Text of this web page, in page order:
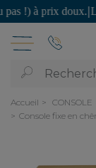
à prix doux.|
Accueil CONSOLE
Console fixe en